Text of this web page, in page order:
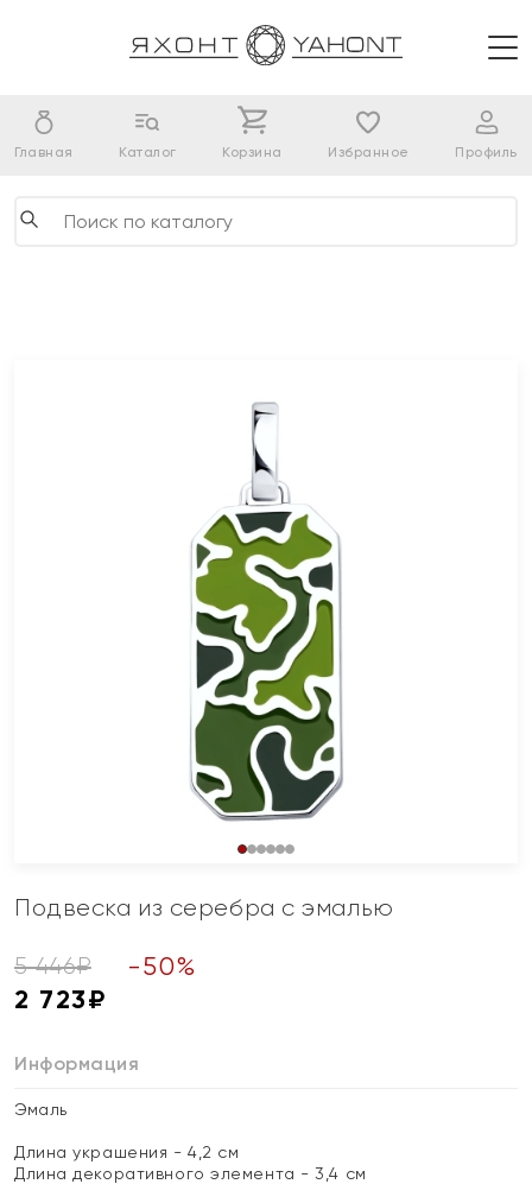
Главная Каталог Корзина Избранное Профиль
Подвеска из серебра с эмалью
5 446₽ -50%
2 723₽
Информация
Эмаль
Длина украшения - 4,2 см
Длина декоративного элемента - 3,4 см